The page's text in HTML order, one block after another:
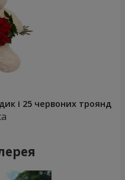
і 25 червоних троянд